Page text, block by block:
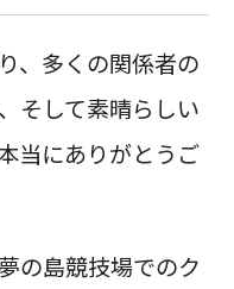
、多くの関係者の
そして素晴らしい
当にありがとうご
の島競技場でのク